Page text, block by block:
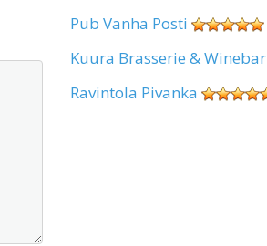
Pub Vanha Posti
Kuura Brasserie & Winebar
Ravintola Pivanka